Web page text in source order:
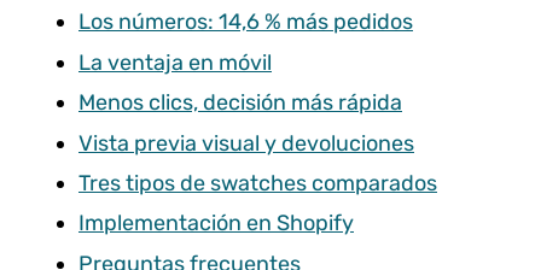
Los números: 14,6 % más pedidos
La ventaja en móvil
Menos clics, decisión más rápida
Vista previa visual y devoluciones
Tres tipos de swatches comparados
Implementación en Shopify
Preguntas frecuentes